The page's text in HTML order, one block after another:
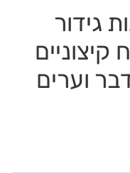
גידור
קיצוניים
וערים